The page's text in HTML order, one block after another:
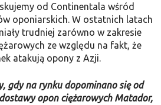
od Continentala wśród
oponiarskich. W ostatnich latach
trudniej zarówno w zakresie
ze względu na fakt, że
atakują opony z Azji.
gdy na rynku dopominano się od
opon ciężarowych Matador,